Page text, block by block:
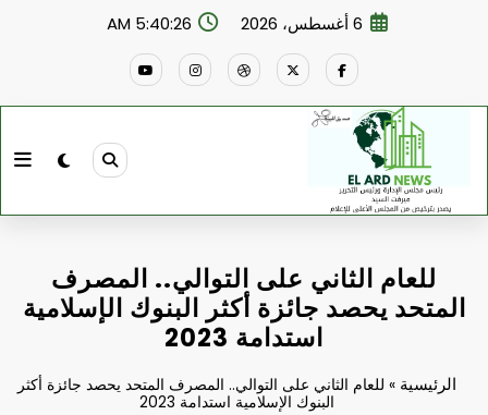
6 أغسطس، 2026 5:40:27 AM
للعام الثاني على التوالي.. المصرف
المتحد يحصد جائزة أكثر البنوك الإسلامية
استدامة 2023
الرئيسية » للعام الثاني على التوالي.. المصرف المتحد يحصد جائزة أكثر
البنوك الإسلامية استدامة 2023